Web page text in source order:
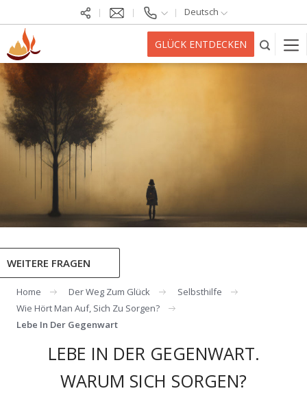
Deutsch
GLÜCK ENTDECKEN
WEITERE FRAGEN
Home Der Weg Zum Glück
Selbsthilfe
Wie Hört Man Auf, Sich Zu Sorgen?
Lebe In Der Gegenwart
LEBE IN DER GEGENWART.
WARUM SICH SORGEN?